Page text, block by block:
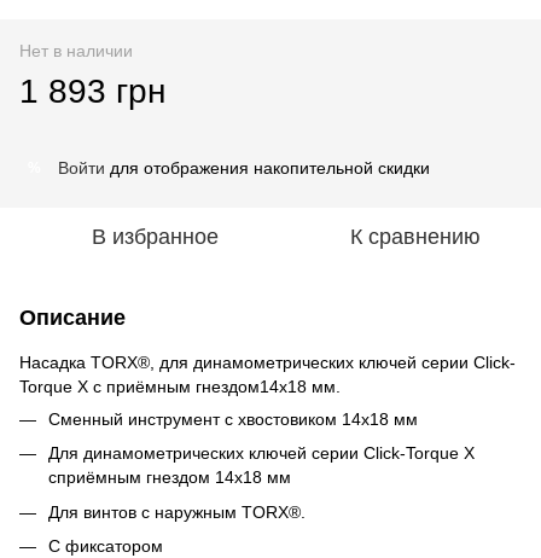
Нет в наличии
1 893 грн
Войти для отображения накопительной скидки
В избранное К сравнению
Описание
Насадка TORX®, для динамометрических ключей серии Click-
Torque X с приёмным гнездом14x18 мм.
Сменный инструмент с хвостовиком 14x18 мм
Для динамометрических ключей серии Click-Torque X
сприёмным гнездом 14x18 мм
Для винтов с наружным TORX®.
С фиксатором